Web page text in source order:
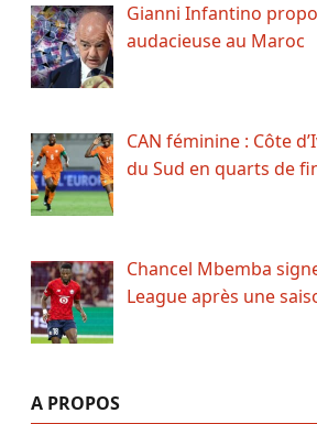
Gianni Infantino
audacieuse au Maroc
CAN féminine : Côte
du Sud en quarts de
Chancel Mbemba
League après une
A PROPOS